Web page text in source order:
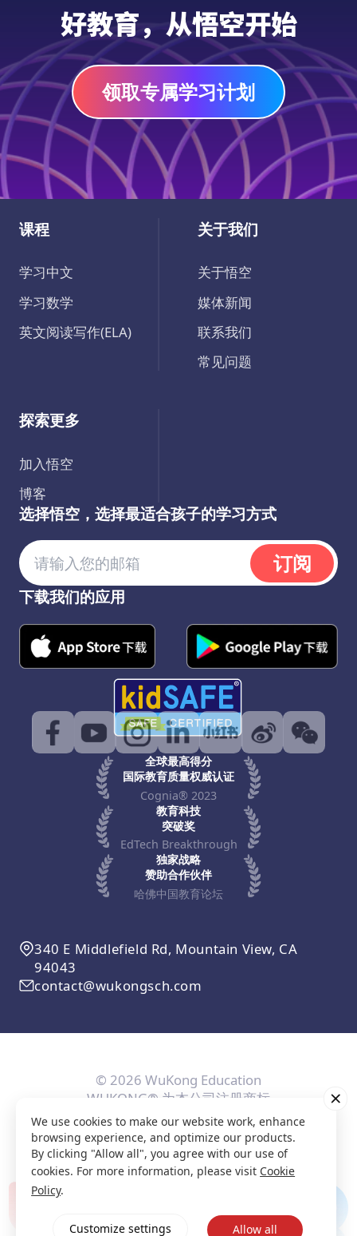
题型，为在AMC 8考试中取得好成绩做充分准
备。赶快下载PDF，感受竞赛真题，为考试助
力吧！
好教育，从悟空开始
领取专属学习计划
课程
学习中文
学习数学
英文阅读写作(ELA)
关于我们
关于悟空
媒体新闻
联系我们
常见问题
探索更多
加入悟空
博客
选择悟空，选择最适合孩子的学习方式
订阅
下载我们的应用
全球最高得分
国际教育质量权威认证
Cognia® 2023
教育科技
突破奖
EdTech Breakthrough
独家战略
赞助合作伙伴
哈佛中国教育论坛
340 E Middlefield Rd, Mountain View, CA
94043
contact@wukongsch.com
© 2026 WuKong Education
WUKONG® 为本公司注册商标
用户协议隐私条款Cookie政策隐私设置
We use cookies to make our website work, enhance
browsing experience, and optimize our products.
By clicking "Allow all", you agree with our use of
cookies. For more information, please visit Cookie
Policy.
Customize settings Allow all